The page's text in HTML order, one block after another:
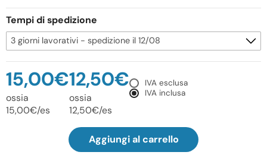
Tempi di spedizione
IVA esclusa
IVA inclusa
15,00€
ossia
15,00€/es
12,50€
ossia
12,50€/es
Aggiungi al carrello